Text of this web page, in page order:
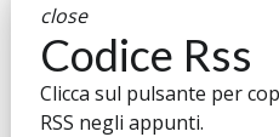
close
Codice Rss
Clicca sul pulsante per
RSS negli appunti.